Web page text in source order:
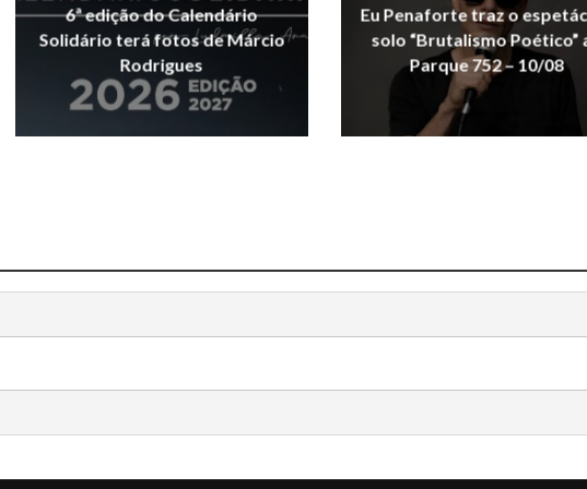
6ª edição do Calendário
Solidário terá fotos de Márcio
Rodrigues
Eu Penaforte traz o
solo “Brutalismo Poético”
Parque 752 – 10/08